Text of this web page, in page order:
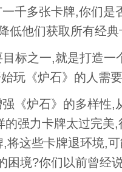
千多张卡牌,你们是
低他们获取所有经
标之一,就是打造一
玩《炉石》的人需
《炉石》的多样性,
的强力卡牌太过完
将这些卡牌退环境,
困境?你们以前曾经